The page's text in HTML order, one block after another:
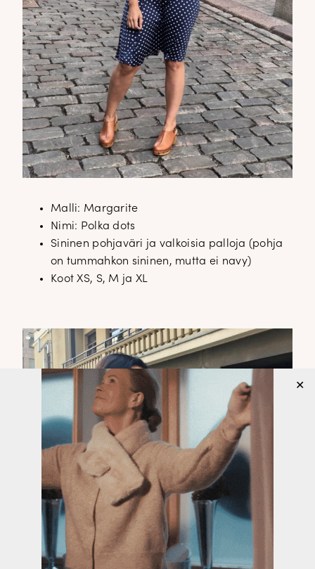
Malli: Margarite
Nimi: Polka dots
Sininen pohjaväri ja valkoisia palloja (pohja
on tummahkon sininen, mutta ei navy)
Koot XS, S, M ja XL
✕